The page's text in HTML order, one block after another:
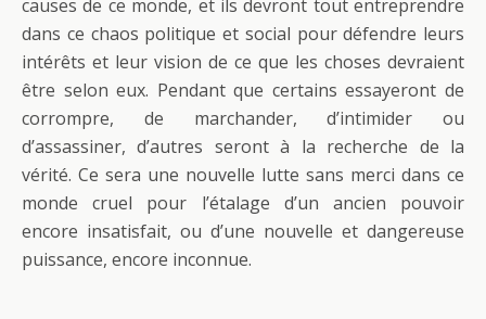
causes de ce monde, et ils devront tout entreprendre
dans ce chaos politique et social pour défendre leurs
intérêts et leur vision de ce que les choses devraient
être selon eux. Pendant que certains essayeront de
corrompre, de marchander, d’intimider ou
d’assassiner, d’autres seront à la recherche de la
vérité. Ce sera une nouvelle lutte sans merci dans ce
monde cruel pour l’étalage d’un ancien pouvoir
encore insatisfait, ou d’une nouvelle et dangereuse
puissance, encore inconnue.